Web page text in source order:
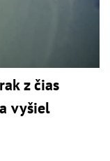
z čias
vyšiel